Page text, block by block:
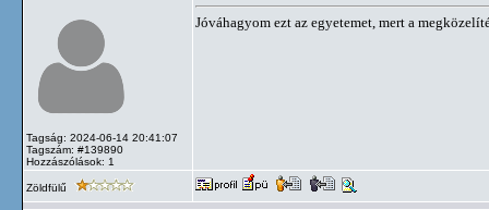
Tagság: 2024-06-14 20:41:07
Tagszám: #139890
Hozzászólások: 1
Jóváhagyom ezt az egyetemet, mert a
Zöldfülű